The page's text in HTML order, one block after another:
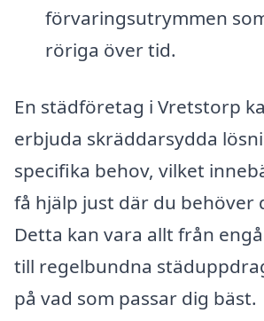
förvaringsutrymmen
röriga över tid.
En städföretag i Vretstorp
erbjuda skräddarsydda
specifika behov, vilket
få hjälp just där du behöver
Detta kan vara allt från
till regelbundna
på vad som passar dig bäst.